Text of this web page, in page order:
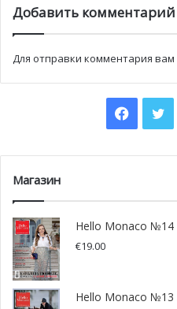
Добавить комментарий
Для отправки комментария
Магазин
Hello Monaco №14
€19.00
Hello Monaco №13